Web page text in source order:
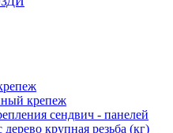
крепеж
сендвич - панелей
крупная резьба (кг)